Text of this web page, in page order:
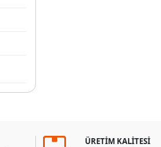
ÜRETİM KALİTESİ